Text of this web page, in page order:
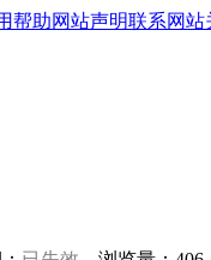
帮助网站声明联系网站